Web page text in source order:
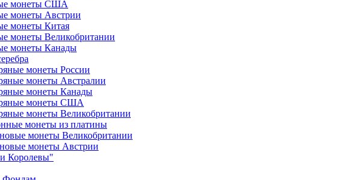
монеты США
монеты Австрии
монеты Китая
монеты Великобритании
монеты Канады
монеты России
монеты Австралии
монеты Канады
монеты США
монеты Великобритании
монеты из платины
монеты Великобритании
монеты Австрии
Королевы"